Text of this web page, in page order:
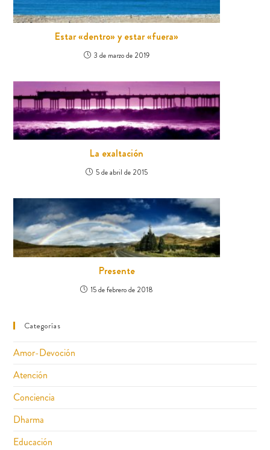
Estar «dentro» y estar «fuera»
3 de marzo de 2019
La exaltación
5 de abril de 2015
Presente
15 de febrero de 2018
Categorías
Amor-Devoción
Atención
Conciencia
Dharma
Educación